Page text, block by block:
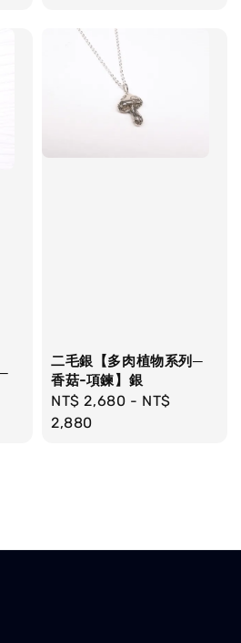
二毛銀【多肉植物系列─
香菇-項鍊】銀
Regular
price
NT$ 2,680 - NT$
2,880